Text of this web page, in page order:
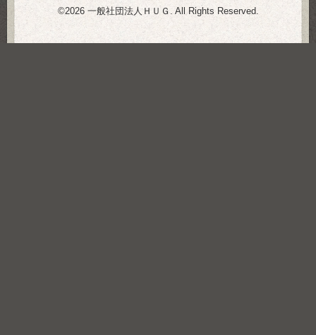
©2026 一般社団法人ＨＵＧ . All Rights Reserved.